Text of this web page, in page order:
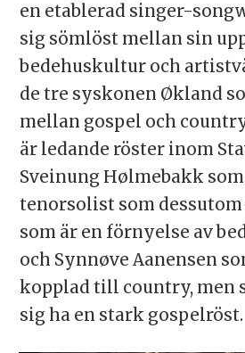
en etablerad singer-
sig sömlöst mellan sin
bedehuskultur och
de tre syskonen Økland
mellan gospel och
är ledande röster inom
Sveinung Hølmebakk
tenorsolist som
som är en förnyelse av
och Synnøve Aanensen
kopplad till country, men
sig ha en stark gospelröst.